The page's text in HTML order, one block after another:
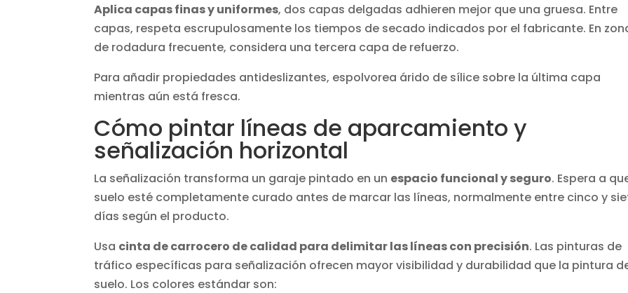
Aplica capas finas y uniformes, dos capas delgadas adhieren mejor que una gruesa. Entre
capas, respeta escrupulosamente los tiempos de secado indicados por el fabricante. En
de rodadura frecuente, considera una tercera capa de refuerzo.
Para añadir propiedades antideslizantes, espolvorea árido de sílice sobre la última capa
mientras aún está fresca.
Cómo pintar líneas de aparcamiento y
señalización horizontal
La señalización transforma un garaje pintado en un espacio funcional y seguro. Espera a
suelo esté completamente curado antes de marcar las líneas, normalmente entre cinco y
días según el producto.
Usa cinta de carrocero de calidad para delimitar las líneas con precisión. Las pinturas de
tráfico específicas para señalización ofrecen mayor visibilidad y durabilidad que la pintura
suelo. Los colores estándar son: